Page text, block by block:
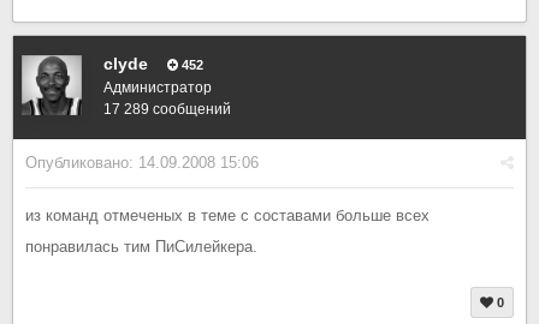
clyde 452
Администратор
17 289 сообщений
Опубликовано: 14.09.2008 15:06
из команд отмеченых в теме с составами больше всех
понравилась тим ПиСилейкера.
0